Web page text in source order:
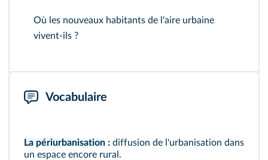
Où les nouveaux habitants de l'aire urbaine
vivent-ils ?
Vocabulaire
La périurbanisation : diffusion de l'urbanisation dans
un espace encore rural.